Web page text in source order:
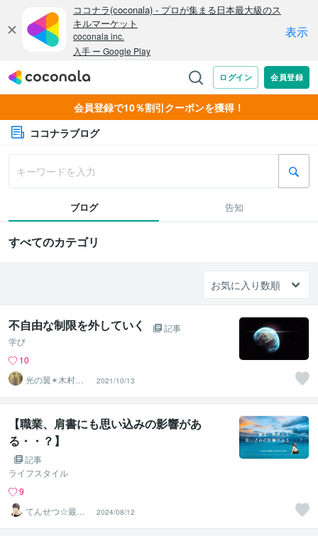
会員登録で10％割引クーポンを獲得！
ココナラブログ
ブログ 告知
すべてのカテゴリ
不自由な制限を外していく
記事
学び
10
光の翼✴︎木村心
美
2021/10/13
【職業、肩書にも思い込みの影響があ
る・・？】
記事
ライフスタイル
9
てんせつ☆最適
ライフをサポー
トする
2024/08/12